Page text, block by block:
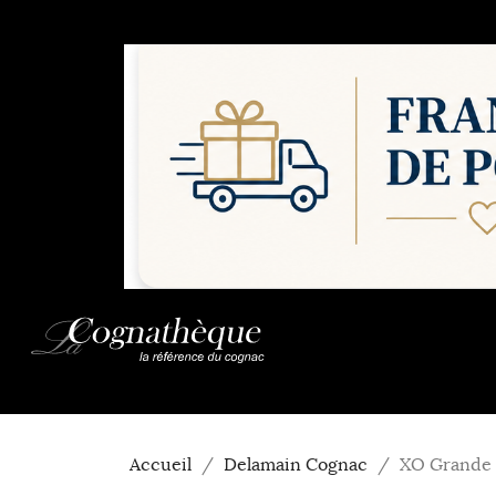
Accueil Delamain Cognac XO